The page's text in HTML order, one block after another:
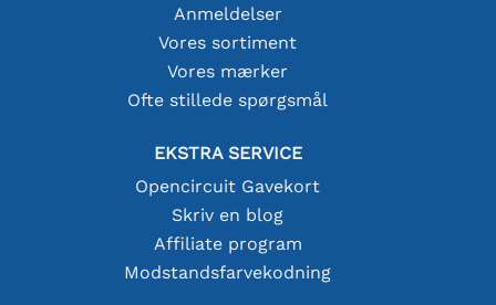
Anmeldelser
Vores sortiment
Vores mærker
Ofte stillede spørgsmål
EKSTRA SERVICE
Opencircuit Gavekort
Skriv en blog
Affiliate program
Modstandsfarvekodning